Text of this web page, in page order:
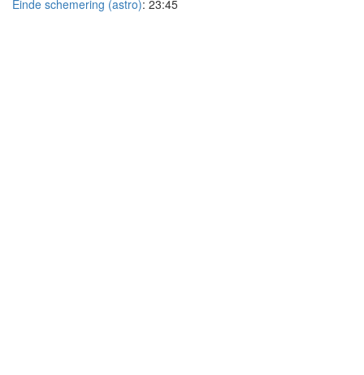
Einde schemering (astro): 23:45